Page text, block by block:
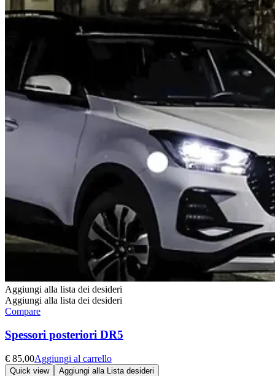
Aggiungi alla lista dei desideri
Aggiungi alla lista dei desideri
Compare
Spessori posteriori DR5
€ 85,00Aggiungi al carrello
Quick view Aggiungi alla Lista desideri